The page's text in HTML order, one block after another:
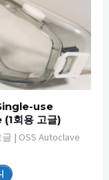
use
회용 고글)
| OSS Autoclave